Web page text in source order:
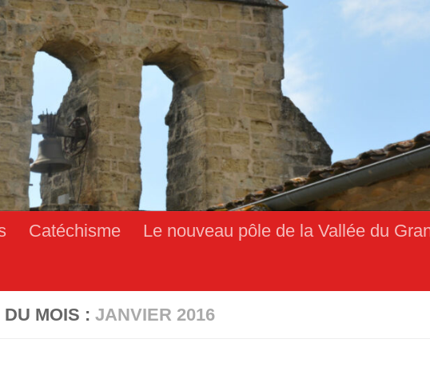
Catéchisme
Le nouveau pôle de la Vallée du
DU MOIS :JANVIER 2016